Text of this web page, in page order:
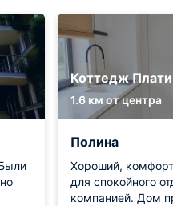
Коттедж
1.6 км от центра
Полина
Хороший,
для спокойного
компанией. Дом